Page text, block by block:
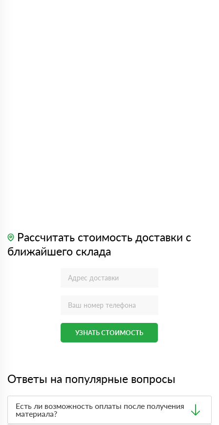
Рассчитать стоимость доставки с
ближайшего склада
УЗНАТЬ СТОИМОСТЬ
Ответы на популярные вопросы
Есть ли возможность оплаты после получения
материала?